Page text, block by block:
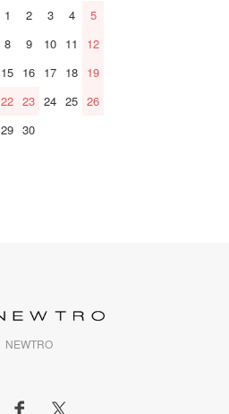
1
2 3 4
5
8 9 10 11
12
15 16 17 18 19
22 23 24 25 26
29 30
NEWTRO